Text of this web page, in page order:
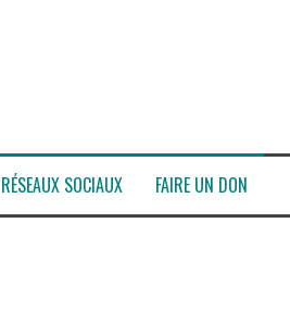
RÉSEAUX SOCIAUX FAIRE UN DON